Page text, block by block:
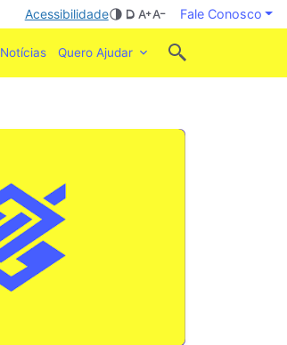
Acessibilidade Fale Conosco
Notícias Quero Ajudar